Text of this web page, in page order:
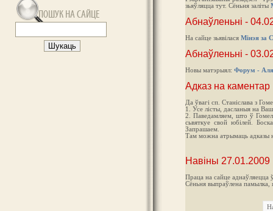
зьяўляцца тут. Сёньня заліты
Абнаўленьні -
На сайце зьявілася Мінэя за
Абнаўленьні -
Новы матэрыял: Форум -
Адказ на каментар
Да ўвагі сп. Станіслава з
1. Усе лісты, дасланыя на
2. Паведамляем, што ў
сьвяткуе свой юбілей.
Запрашаем.
Там можна атрымаць адказы
Навіны 27.01.2009
Праца на сайце аднаўляецца
Сёньня выпраўлена памылка,